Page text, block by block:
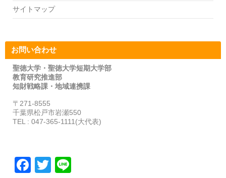
サイトマップ
お問い合わせ
聖徳大学・聖徳大学短期大学部
教育研究推進部
知財戦略課・地域連携課
〒271-8555
千葉県松戸市岩瀬550
TEL : 047-365-1111(大代表)
F
T